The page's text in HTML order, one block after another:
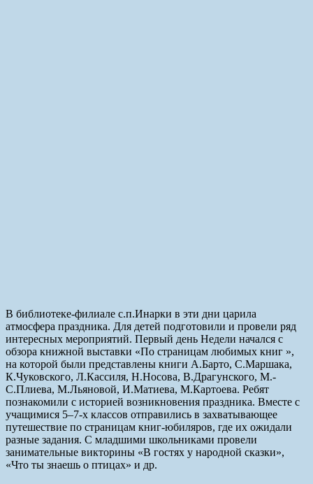
В библиотеке-филиале с.п.Инарки в эти дни царила
атмосфера праздника. Для детей подготовили и провели ряд
интересных мероприятий. Первый день Недели начался с
обзора книжной выставки «По страницам любимых книг »,
на которой были представлены книги А.Барто, С.Маршака,
К.Чуковского, Л.Кассиля, Н.Носова, В.Драгунского, М.-
С.Плиева, М.Льяновой, И.Матиева, М.Картоева. Ребят
познакомили с историей возникновения праздника. Вместе с
учащимися 5–7-х классов отправились в захватывающее
путешествие по страницам книг-юбиляров, где их ожидали
разные задания. С младшими школьниками провели
занимательные викторины «В гостях у народной сказки»,
«Что ты знаешь о птицах» и др.